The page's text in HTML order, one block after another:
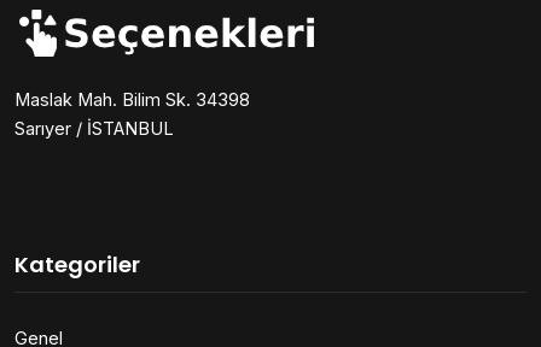
Maslak Mah. Bilim Sk. 34398
Sarıyer / İSTANBUL
Kategoriler
Genel